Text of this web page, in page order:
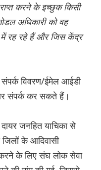
करने के इच्छुक किसी
अधिकारी को वह
में रह रहे हैं और जिस केंद्र
विवरण/ईमेल आईडी
संपर्क कर सकते हैं।
दायर जनहित याचिका से
के आदिवासी
करने के लिए संघ लोक सेवा